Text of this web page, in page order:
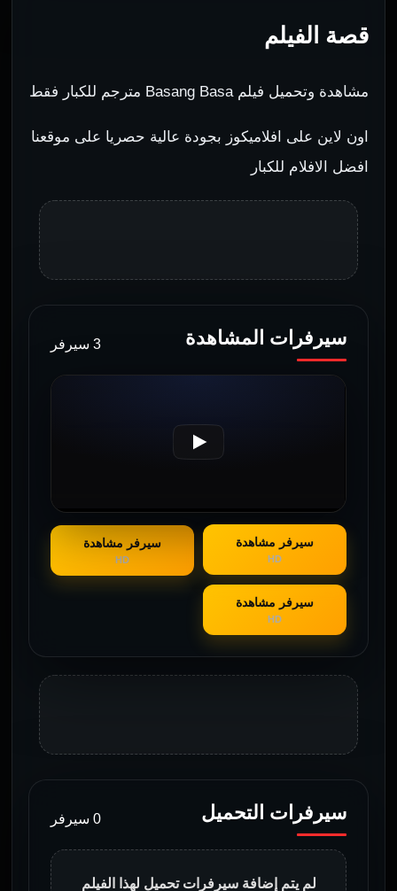
قصة الفيلم
مشاهدة وتحميل فيلم Basang Basa مترجم للكبار فقط
اون لاين على افلاميكوز بجودة عالية حصريا على موقعنا
افضل الافلام للكبار
سيرفرات المشاهدة 3 سيرفر
سيرفر مشاهدة
HD
سيرفر مشاهدة
HD
سيرفر مشاهدة
HD
سيرفرات التحميل 0 سيرفر
لم يتم إضافة سيرفرات تحميل لهذا الفيلم